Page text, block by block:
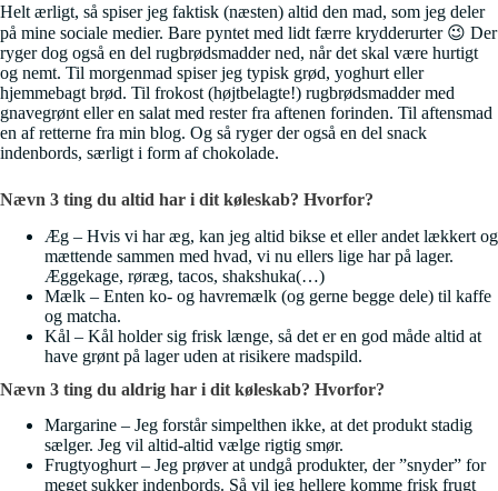
Helt ærligt, så spiser jeg faktisk (næsten) altid den mad, som jeg deler
på mine sociale medier. Bare pyntet med lidt færre krydderurter 😉 Der
ryger dog også en del rugbrødsmadder ned, når det skal være hurtigt
og nemt. Til morgenmad spiser jeg typisk grød, yoghurt eller
hjemmebagt brød. Til frokost (højtbelagte!) rugbrødsmadder med
gnavegrønt eller en salat med rester fra aftenen forinden. Til aftensmad
en af retterne fra min blog. Og så ryger der også en del snack
indenbords, særligt i form af chokolade.
Nævn 3 ting du altid har i dit køleskab? Hvorfor?
Æg – Hvis vi har æg, kan jeg altid bikse et eller andet lækkert og
mættende sammen med hvad, vi nu ellers lige har på lager.
Æggekage, røræg, tacos, shakshuka(…)
Mælk – Enten ko- og havremælk (og gerne begge dele) til kaffe
og matcha.
Kål – Kål holder sig frisk længe, så det er en god måde altid at
have grønt på lager uden at risikere madspild.
Nævn 3 ting du aldrig har i dit køleskab? Hvorfor?
Margarine – Jeg forstår simpelthen ikke, at det produkt stadig
sælger. Jeg vil altid-altid vælge rigtig smør.
Frugtyoghurt – Jeg prøver at undgå produkter, der ”snyder” for
meget sukker indenbords. Så vil jeg hellere komme frisk frugt